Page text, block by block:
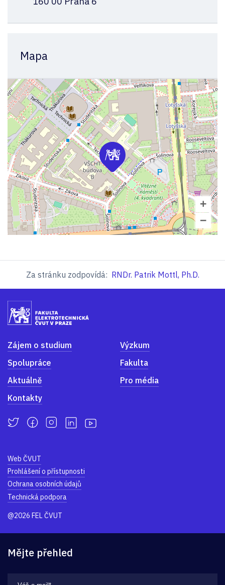
Mapa
+
−
Za stránku zodpovídá: RNDr. Patrik Mottl, Ph.D.
Zájem o studium
Výzkum
Spolupráce
Fakulta
Aktuálně
Pro média
Kontakty
Web ČVUT
Prohlášení o přístupnosti
Ochrana osobních údajů
Technická podpora
@2026 FEL ČVUT
Mějte přehled